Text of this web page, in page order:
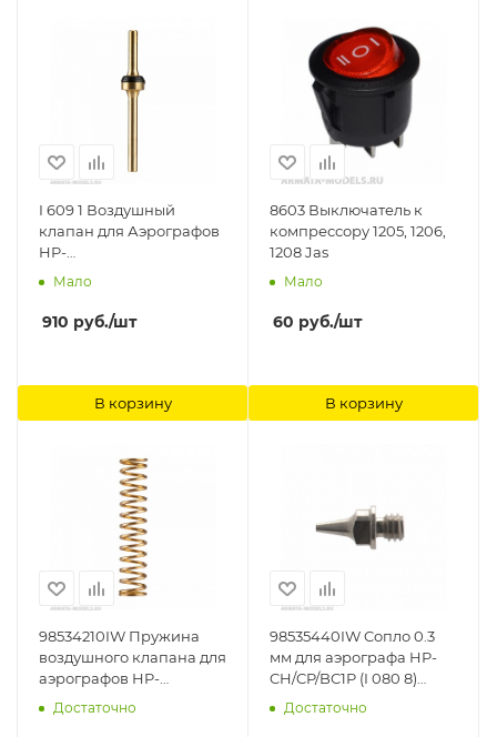
I 609 1 Воздушный
клапан для Аэрографов
HP-
BCS/BS/SBS/CS/SAR/AR/BCR/BR/CR/CR3
Мало
910 руб./шт
В корзину
8603 Выключатель к
компрессору 1205, 1206,
1208 Jas
Мало
60 руб./шт
В корзину
98534210IW Пружина
воздушного клапана для
аэрографов HP-
BS/SBS/CS (I 510 4) Anest
Iwata
Достаточно
98535440IW Cопло 0.3
мм для аэрографа HP-
CH/CP/BC1P (I 080 8)
Anest Iwata
Достаточно